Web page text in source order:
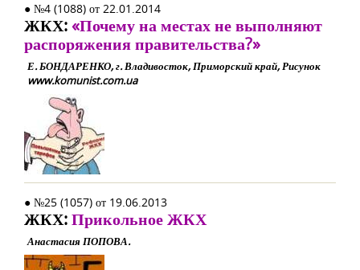
● №4 (1088) от 22.01.2014
ЖКХ:«Почему на местах не выполняют
распоряжения правительства?»
Е. БОНДАРЕНКО, г. Владивосток, Приморский край, Рисунок
www.komunist.com.ua
● №25 (1057) от 19.06.2013
ЖКХ:Прикольное ЖКХ
Анастасия ПОПОВА.